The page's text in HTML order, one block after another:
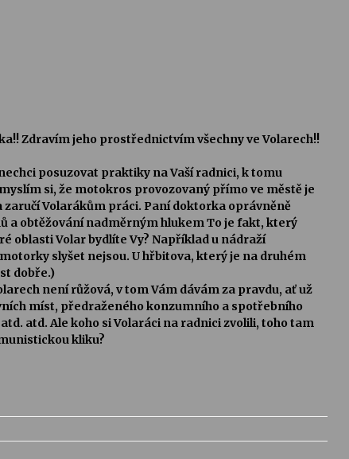
Zdravím jeho prostřednictvím všechny ve Volarech!!
posuzovat praktiky na Vaší radnici, k tomu
si, že motokros provozovaný přímo ve městě je
zaručí Volarákům práci. Paní doktorka oprávněně
a obtěžování nadměrným hlukem To je fakt, který
oblasti Volar bydlíte Vy? Například u nádraží
slyšet nejsou. U hřbitova, který je na druhém
dobře.)
není růžová, v tom Vám dávám za pravdu, ať už
míst, předraženého konzumního a spotřebního
atd. Ale koho si Volaráci na radnici zvolili, toho tam
kliku?